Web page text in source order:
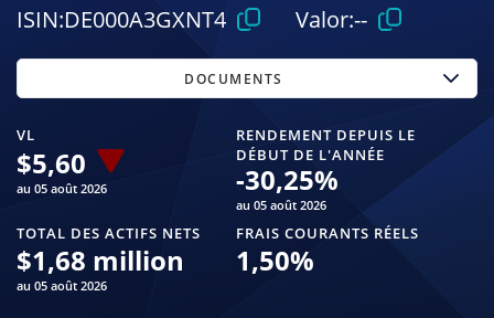
ISIN:DE000A3GXNT4 Valor:--
VL
$5,60
au 05 août 2026
RENDEMENT DEPUIS LE
DÉBUT DE L'ANNÉE
-30,25%
au 05 août 2026
TOTAL DES ACTIFS NETS
$1,68 million
au 05 août 2026
FRAIS COURANTS RÉELS
1,50%
DOCUMENTS